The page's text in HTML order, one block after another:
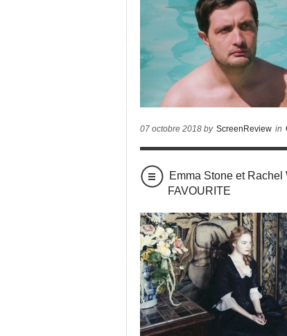
07 octobre 2018 by ScreenReview in
Emma Stone et
FAVOURITE